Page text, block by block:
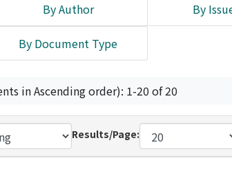
By Author By
By Document Type
in Ascending order): 1-20 of 20
Results/Page: